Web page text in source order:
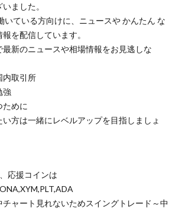
ました。
いている方向けに、ニュースや かんたん な
を配信しています。
最新のニュースや相場情報をお見逃しな
内取引所
強
ために
方は一緒にレベルアップを目指しましょ
応援コインは
ャート見れないためスイングトレード～中